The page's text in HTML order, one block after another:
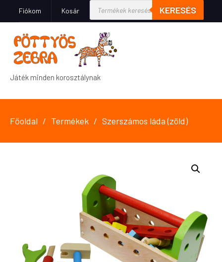
Fiókom Kosár KERESÉS
Játék minden korosztálynak
Főoldal Termékek Szerszámos láda (zöld)